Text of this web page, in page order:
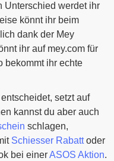
Unterschied werdet ihr
könnt ihr beim
dank der Mey
ihr auf mey.com für
bekommt ihr echte
setzt auf
kannst du aber auch
schlagen,
Schiesser Rabattoder
bei einerASOS Aktion.